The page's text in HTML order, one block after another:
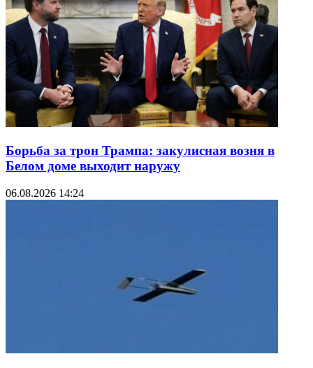
Борьба за трон Трампа: закулисная возня в
Белом доме выходит наружу
06.08.2026 14:24